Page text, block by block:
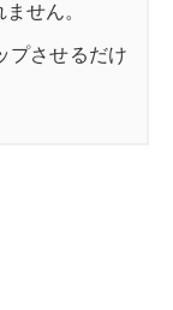
せん。
プさせるだけ